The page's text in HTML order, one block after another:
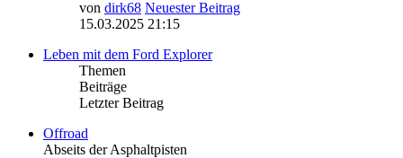
von dirk68 Neuester Beitrag
15.03.2025 21:15
Leben mit dem Ford Explorer
Themen
Beiträge
Letzter Beitrag
Offroad
Abseits der Asphaltpisten